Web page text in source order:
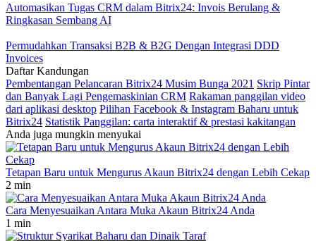
Automasikan Tugas CRM dalam Bitrix24: Invois Berulang &
Ringkasan Sembang AI
Permudahkan Transaksi B2B & B2G Dengan Integrasi DDD
Invoices
Daftar Kandungan
Pembentangan Pelancaran Bitrix24 Musim Bunga 2021 Skrip Pintar
dan Banyak Lagi Pengemaskinian CRM Rakaman panggilan video
dari aplikasi desktop Pilihan Facebook & Instagram Baharu untuk
Bitrix24 Statistik Panggilan: carta interaktif & prestasi kakitangan
Anda juga mungkin menyukai
Tetapan Baru untuk Mengurus Akaun Bitrix24 dengan Lebih Cekap
2 min
Cara Menyesuaikan Antara Muka Akaun Bitrix24 Anda
1 min